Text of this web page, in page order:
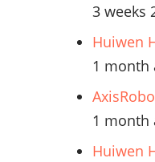
安
全
战
略
3 weeks
Huiwen
1 month
1 month
Huiwen